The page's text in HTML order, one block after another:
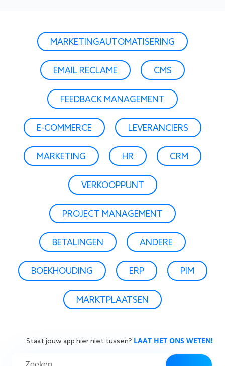
Staat jouw app hier niet tussen? LAAT HET ONS WETEN!
MARKETINGAUTOMATISERING
EMAIL RECLAME CMS
FEEDBACK MANAGEMENT
E-COMMERCE LEVERANCIERS
MARKETING HR CRM
VERKOOPPUNT
PROJECT MANAGEMENT
BETALINGEN ANDERE
BOEKHOUDING ERP PIM
MARKTPLAATSEN